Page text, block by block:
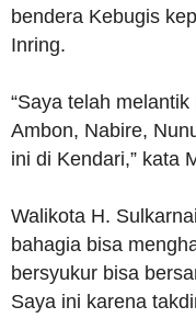
bendera Kebugis
Inring.
“Saya telah
Ambon, Nabire,
ini di Kendari,” kata
Walikota H.
bahagia bisa
bersyukur bisa
Saya ini karena